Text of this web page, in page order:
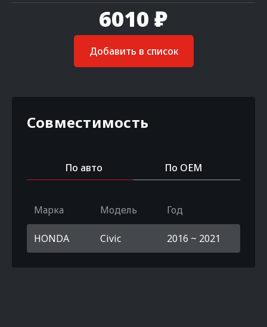
6010 ₽
Добавить в список
Совместимость
По авто По OEM
Марка Модель Год
HONDA Civic 2016 ~ 2021